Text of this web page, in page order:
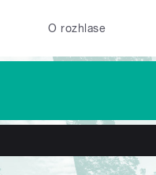
O rozhlase